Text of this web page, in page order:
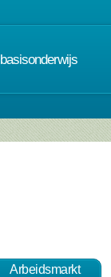
basisonderwijs
Arbeidsmarkt